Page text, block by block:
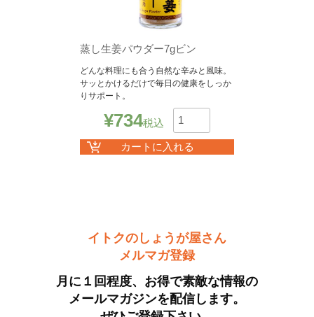
蒸し生姜パウダー7gビン
どんな料理にも合う自然な辛みと風味。
サッとかけるだけで毎日の健康をしっか
りサポート。
¥734税込
数
カートに入れる
イトクのしょうが屋さん
メルマガ登録
月に１回程度、お得で素敵な情報の
メールマガジンを配信します。